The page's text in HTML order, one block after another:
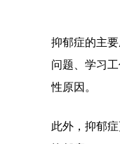
抑郁症的主
问题、学习
性原因。
此外，抑郁